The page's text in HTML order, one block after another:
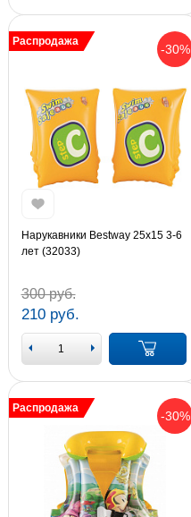
-30%
Распродажа
Нарукавники Bestway 25х15 3-6
лет (32033)
300 руб.
210 руб.
-30%
Распродажа